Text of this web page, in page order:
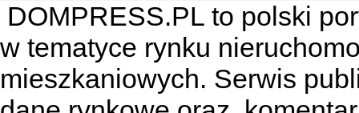
DOMPRESS.PL to polski
w tematyce rynku
mieszkaniowych. Serwis